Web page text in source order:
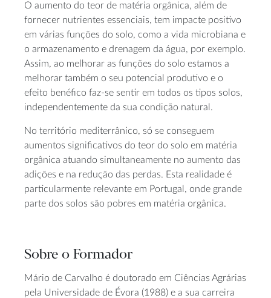
O aumento do teor de matéria orgânica, além de
fornecer nutrientes essenciais, tem impacte positivo
em várias funções do solo, como a vida microbiana e
o armazenamento e drenagem da água, por exemplo.
Assim, ao melhorar as funções do solo estamos a
melhorar também o seu potencial produtivo e o
efeito benéfico faz-se sentir em todos os tipos solos,
independentemente da sua condição natural.
No território mediterrânico, só se conseguem
aumentos significativos do teor do solo em matéria
orgânica atuando simultaneamente no aumento das
adições e na redução das perdas. Esta realidade é
particularmente relevante em Portugal, onde grande
parte dos solos são pobres em matéria orgânica.
Sobre o Formador
Mário de Carvalho é doutorado em Ciências Agrárias
pela Universidade de Évora (1988) e a sua carreira